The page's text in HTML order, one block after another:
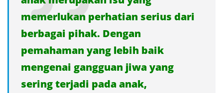
memerlukan perhatian serius dari
berbagai pihak. Dengan
pemahaman yang lebih baik
mengenai gangguan jiwa yang
sering terjadi pada anak,